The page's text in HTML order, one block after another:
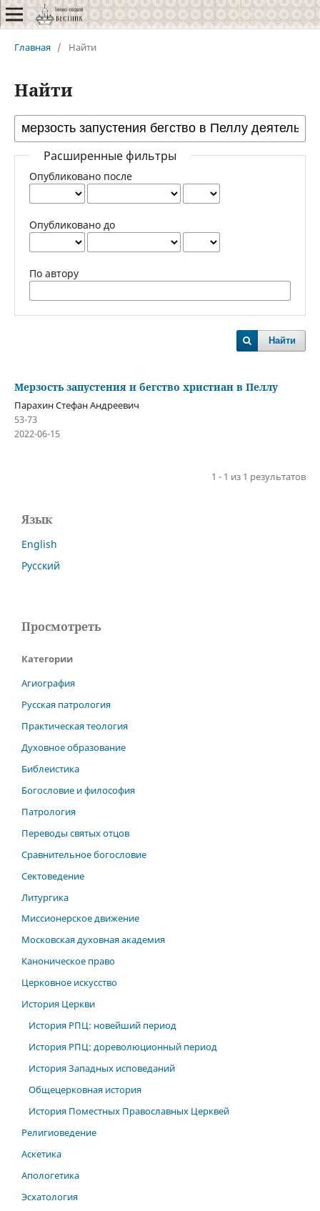
Главная / Найти
Найти
Расширенные фильтры
Опубликовано после
Опубликовано до
По автору
Найти
Мерзость запустения и бегство христиан в Пеллу
Парахин Стефан Андреевич
53-73
2022-06-15
1 - 1 из 1 результатов
Язык
English
Русский
Просмотреть
Категории
Агиография
Русская патрология
Практическая теология
Духовное образование
Библеистика
Богословие и философия
Патрология
Переводы святых отцов
Сравнительное богословие
Сектоведение
Литургика
Миссионерское движение
Московская духовная академия
Каноническое право
Церковное искусство
История Церкви
История РПЦ: новейший период
История РПЦ: дореволюционный период
История Западных исповеданий
Общецерковная история
История Поместных Православных Церквей
Религиоведение
Аскетика
Апологетика
Эсхатология